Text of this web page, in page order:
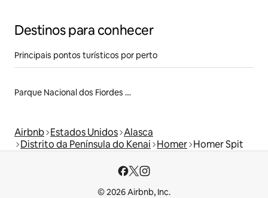
Destinos para conhecer
Principais pontos turísticos por perto
Parque Nacional dos Fiordes de Kenai
Airbnb Estados Unidos Alasca
Distrito da Península do Kenai Homer Homer Spit
© 2026 Airbnb, Inc.